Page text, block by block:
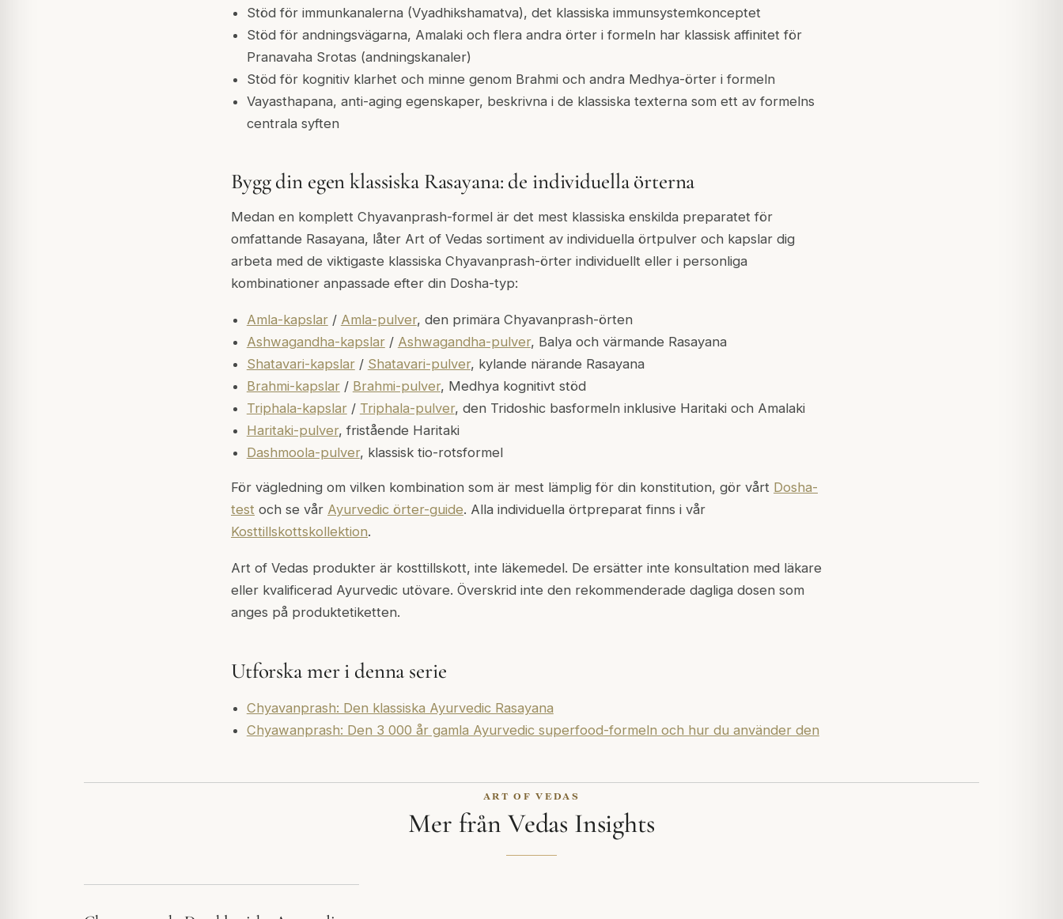
Stöd för immunkanalerna (Vyadhikshamatva), det klassiska immunsystemkonceptet
Stöd för andningsvägarna, Amalaki och flera andra örter i formeln har klassisk affinitet för
Pranavaha Srotas (andningskanaler)
Stöd för kognitiv klarhet och minne genom Brahmi och andra Medhya-örter i formeln
Vayasthapana, anti-aging egenskaper, beskrivna i de klassiska texterna som ett av formelns
centrala syften
Bygg din egen klassiska Rasayana: de individuella örterna
Medan en komplett Chyavanprash-formel är det mest klassiska enskilda preparatet för
omfattande Rasayana, låter Art of Vedas sortiment av individuella örtpulver och kapslar dig
arbeta med de viktigaste klassiska Chyavanprash-örter individuellt eller i personliga
kombinationer anpassade efter din Dosha-typ:
Amla-kapslar/ Amla-pulver, den primära Chyavanprash-örten
Ashwagandha-kapslar/ Ashwagandha-pulver, Balya och värmande Rasayana
Shatavari-kapslar/ Shatavari-pulver, kylande närande Rasayana
Brahmi-kapslar/ Brahmi-pulver, Medhya kognitivt stöd
Triphala-kapslar/ Triphala-pulver, den Tridoshic basformeln inklusive Haritaki och Amalaki
Haritaki-pulver, fristående Haritaki
Dashmoola-pulver, klassisk tio-rotsformel
För vägledning om vilken kombination som är mest lämplig för din konstitution, gör vårt Dosha-
test och se vår Ayurvedic örter-guide. Alla individuella örtpreparat finns i vår
Kosttillskottskollektion.
Art of Vedas produkter är kosttillskott, inte läkemedel. De ersätter inte konsultation med läkare
eller kvalificerad Ayurvedic utövare. Överskrid inte den rekommenderade dagliga dosen som
anges på produktetiketten.
Utforska mer i denna serie
Chyavanprash: Den klassiska Ayurvedic Rasayana
Chyawanprash: Den 3 000 år gamla Ayurvedic superfood-formeln och hur du använder den
ART OF VEDAS
Mer från Vedas Insights